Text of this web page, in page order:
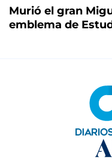
Murió el gran
emblema de